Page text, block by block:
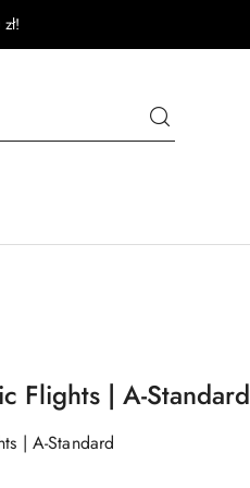
Flights | A-Standard
| A-Standard